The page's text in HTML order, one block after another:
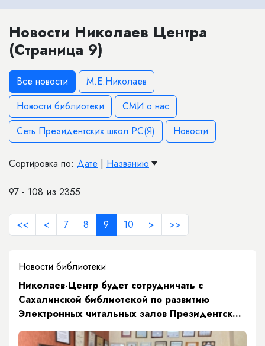
Новости Николаев Центра
(Страница 9)
Все новости
М.Е.Николаев
Новости библиотеки
СМИ о нас
Сеть Президентских школ РС(Я)
Новости
Сортировка по: Дате | Названию
97 - 108 из 2355
<< < 7 8 9 10 > >>
Новости библиотеки
​Николаев-Центр будет сотрудничать с
Сахалинской библиотекой по развитию
Электронных читальных залов Президентской
библиотеки